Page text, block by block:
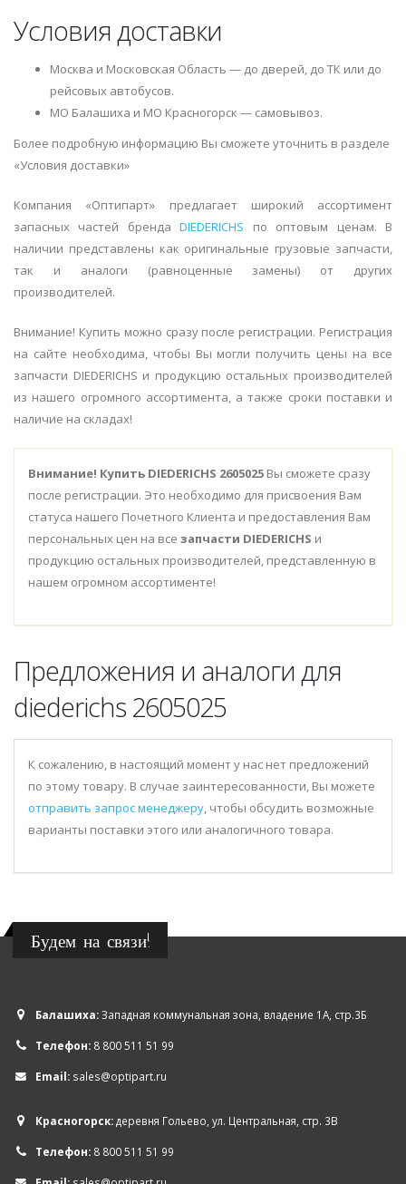
Условия доставки
Москва и Московская Область — до дверей, до ТК или до
рейсовых автобусов.
МО Балашиха и МО Красногорск — самовывоз.
Более подробную информацию Вы сможете уточнить в разделе
«Условия доставки»
Компания «Оптипарт» предлагает широкий ассортимент
запасных частей брендаDIEDERICHS по оптовым ценам. В
наличии представлены как оригинальные грузовые запчасти,
так и аналоги (равноценные замены) от других
производителей.
Внимание! Купить можно сразу после регистрации. Регистрация
на сайте необходима, чтобы Вы могли получить цены на все
запчасти DIEDERICHS и продукцию остальных производителей
из нашего огромного ассортимента, а также сроки поставки и
наличие на складах!
Внимание! Купить DIEDERICHS 2605025 Вы сможете сразу
после регистрации. Это необходимо для присвоения Вам
статуса нашего Почетного Клиента и предоставления Вам
персональных цен на все запчасти DIEDERICHS и
продукцию остальных производителей, представленную в
нашем огромном ассортименте!
Предложения и аналоги для
diederichs 2605025
К сожалению, в настоящий момент у нас нет предложений
по этому товару. В случае заинтересованности, Вы можете
отправить запрос менеджеру, чтобы обсудить возможные
варианты поставки этого или аналогичного товара.
Будем на связи!
Балашиха:Западная коммунальная зона, владение 1А, стр.3Б
Телефон: 8 800 511 51 99
Email: sales@optipart.ru
Красногорск:деревня Гольево, ул. Центральная, стр. 3В
Телефон: 8 800 511 51 99